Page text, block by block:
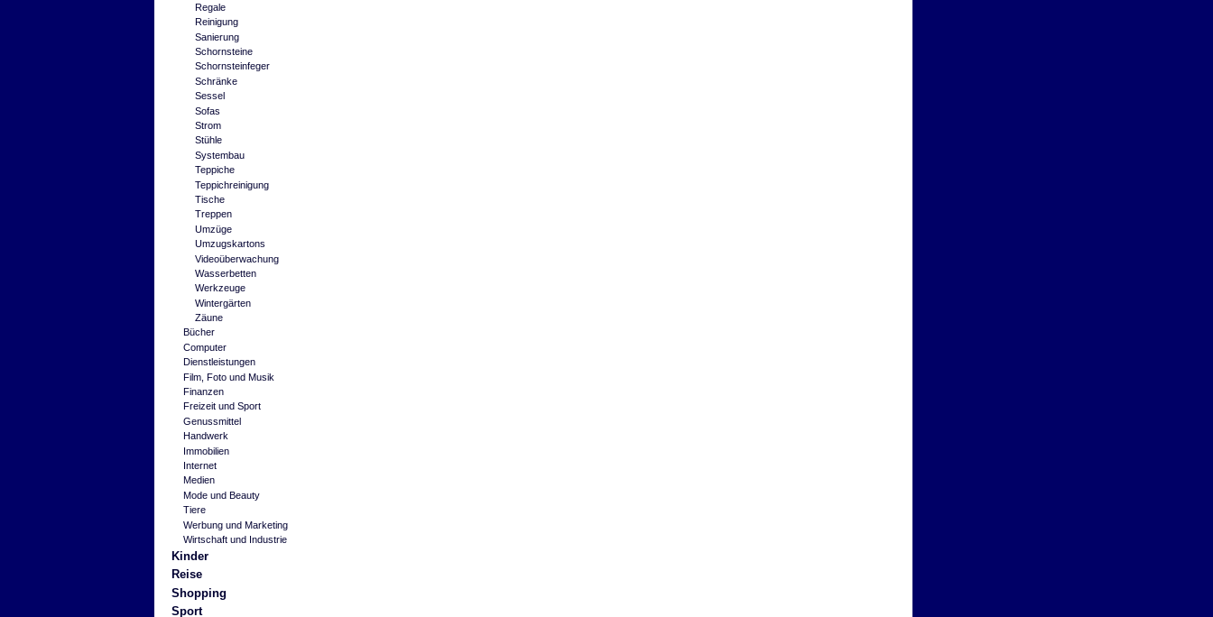
Regale
Reinigung
Sanierung
Schornsteine
Schornsteinfeger
Schränke
Sessel
Sofas
Strom
Stühle
Systembau
Teppiche
Teppichreinigung
Tische
Treppen
Umzüge
Umzugskartons
Videoüberwachung
Wasserbetten
Werkzeuge
Wintergärten
Zäune
Bücher
Computer
Dienstleistungen
Film, Foto und Musik
Finanzen
Freizeit und Sport
Genussmittel
Handwerk
Immobilien
Internet
Medien
Mode und Beauty
Tiere
Werbung und Marketing
Wirtschaft und Industrie
Kinder
Reise
Shopping
Sport